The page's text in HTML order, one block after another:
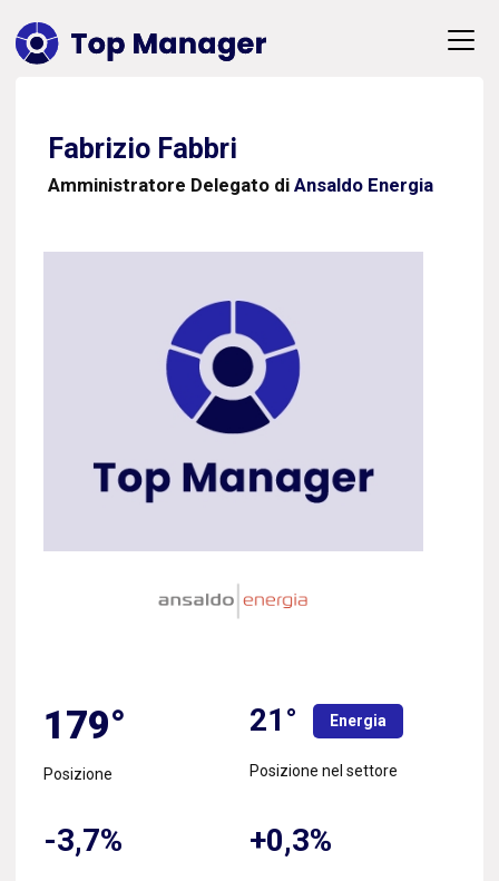
Fabrizio Fabbri
Amministratore Delegato di Ansaldo Energia
179°
Posizione
21° Energia
Posizione nel settore
-3,7% +0,3%